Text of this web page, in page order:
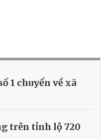
1 chuyển về xã
trên tỉnh lộ 720